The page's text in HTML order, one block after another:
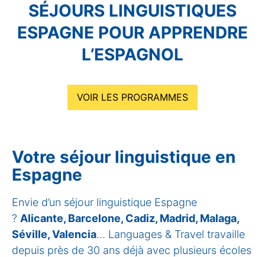
SÉJOURS LINGUISTIQUES
ESPAGNE POUR APPRENDRE
L’ESPAGNOL
VOIR LES PROGRAMMES
Votre séjour linguistique en
Espagne
Envie d’un séjour linguistique Espagne
? Alicante, Barcelone, Cadiz, Madrid, Malaga,
Séville, Valencia… Languages & Travel travaille
depuis près de 30 ans déjà avec plusieurs écoles